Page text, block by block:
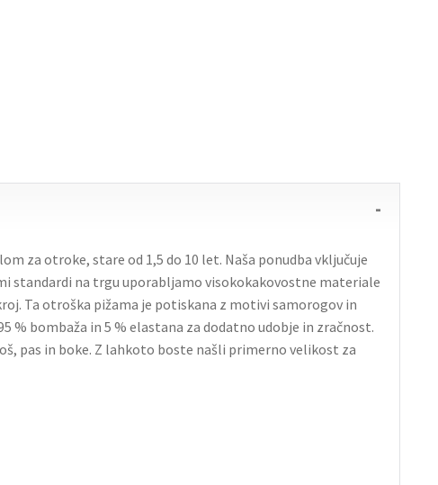
za otroke, stare od 1,5 do 10 let. Naša ponudba vključuje
standardi na trgu uporabljamo visokokakovostne materiale
Ta otroška pižama je potiskana z motivi samorogov in
% bombaža in 5 % elastana za dodatno udobje in zračnost.
pas in boke. Z lahkoto boste našli primerno velikost za